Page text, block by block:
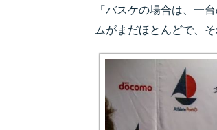
「バスケの場合は、一
ムがまだほとんどで、